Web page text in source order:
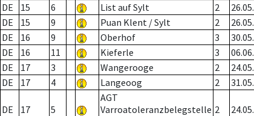
DE
15 6 List auf Sylt 2 26.05.
DE
15 9 Puan Klent / Sylt 2 26.05.
DE
16 9 Oberhof 3 30.05.
DE
16 11 Kieferle 3 06.06.
DE
17 3 Wangerooge 2 24.05.
DE
17 4 Langeoog 2 31.05.
DE 17 5
AGT
Varroatoleranzbelegstelle 2 24.05.